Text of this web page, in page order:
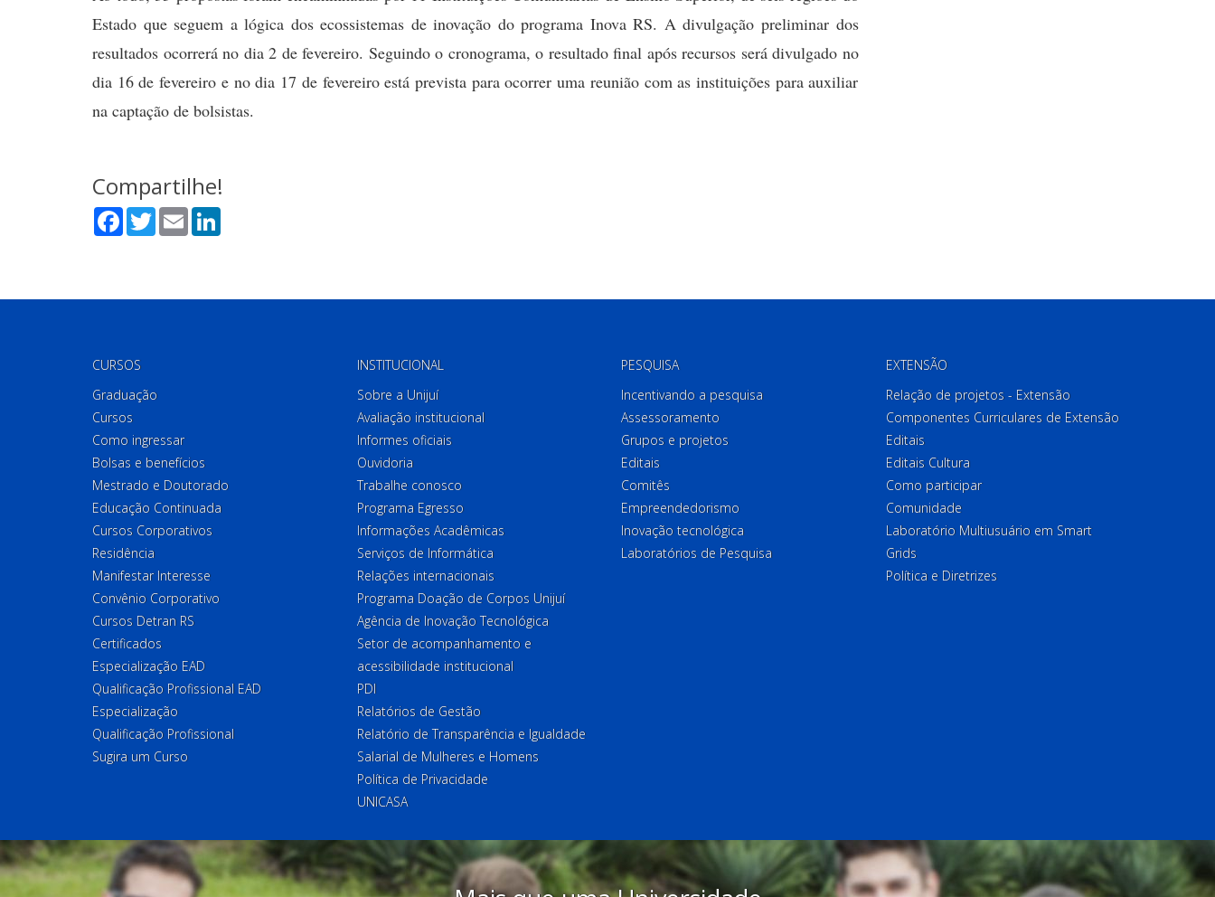
Estado que seguem a lógica dos ecossistemas de inovação do programa Inova RS. A divulgação preliminar dos
resultados ocorrerá no dia 2 de fevereiro. Seguindo o cronograma, o resultado final após recursos será divulgado no
dia 16 de fevereiro e no dia 17 de fevereiro está prevista para ocorrer uma reunião com as instituições para auxiliar
na captação de bolsistas.
Compartilhe!
Facebook
TwitterEmail
CURSOS
Graduação
Cursos
Como ingressar
Bolsas e benefícios
Mestrado e Doutorado
Educação Continuada
Cursos Corporativos
Residência
Manifestar Interesse
Convênio Corporativo
Cursos Detran RS
Certificados
Especialização EAD
Qualificação Profissional EAD
Especialização
Qualificação Profissional
Sugira um Curso
INSTITUCIONAL
Sobre a Unijuí
Avaliação institucional
Informes oficiais
Ouvidoria
Trabalhe conosco
Programa Egresso
Informações Acadêmicas
Serviços de Informática
Relações internacionais
Programa Doação de Corpos Unijuí
Agência de Inovação Tecnológica
Setor de acompanhamento e
acessibilidade institucional
PDI
Relatórios de Gestão
Relatório de Transparência e Igualdade
Salarial de Mulheres e Homens
Política de Privacidade
UNICASA
PESQUISA
Incentivando a pesquisa
Assessoramento
Grupos e projetos
Editais
Comitês
Empreendedorismo
Inovação tecnológica
Laboratórios de Pesquisa
EXTENSÃO
Relação de projetos - Extensão
Componentes Curriculares de Extensão
Editais
Editais Cultura
Como participar
Comunidade
Laboratório Multiusuário em Smart
Grids
Política e Diretrizes